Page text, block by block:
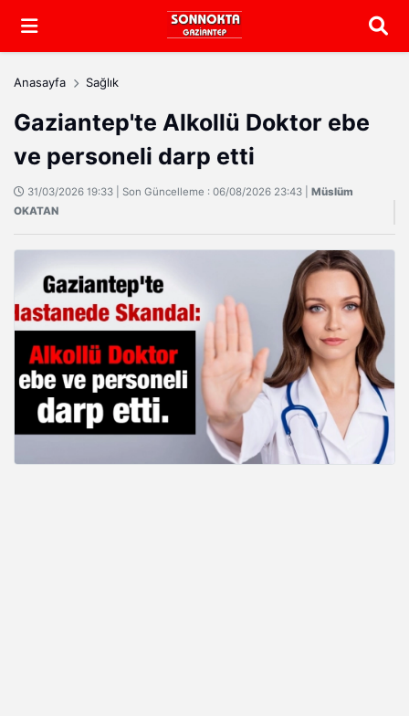
Arama
Anasayfa Sağlık
Gaziantep'te Alkollü Doktor ebe
ve personeli darp etti
31/03/2026 19:33 | Son Güncelleme : 06/08/2026 23:43 | Müslüm
OKATAN